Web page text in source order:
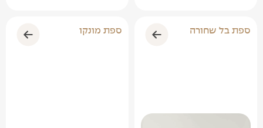
ספת בל שחורה ספת מונקו